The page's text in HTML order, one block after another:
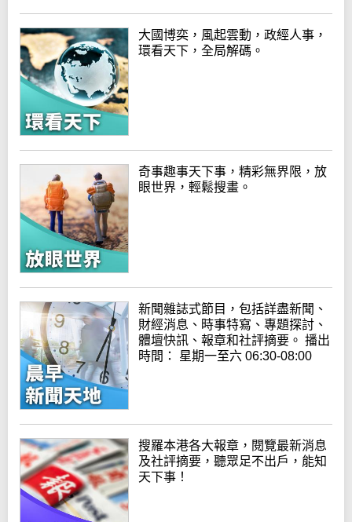
大國博奕，風起雲動，政經人事，
環看天下，全局解碼。
奇事趣事天下事，精彩無界限，放
眼世界，輕鬆搜畫。
新聞雜誌式節目，包括詳盡新聞、
財經消息、時事特寫、專題探討、
體壇快訊、報章和社評摘要。 播出
時間： 星期一至六 06:30-08:00
搜羅本港各大報章，閱覽最新消息
及社評摘要，聽眾足不出戶，能知
天下事！